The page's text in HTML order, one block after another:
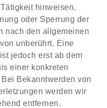
hinweisen.
oder Sperrung der
nach den allgemeinen
unberührt. Eine
jedoch erst ab dem
einer konkreten
Bekanntwerden von
werden wir
entfernen.